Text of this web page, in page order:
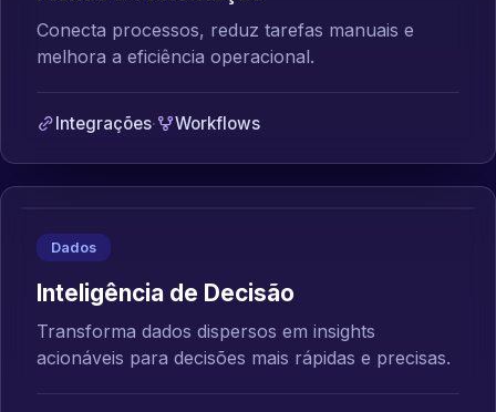
Conecta processos, reduz tarefas manuais e
melhora a eficiência operacional.
Integrações· Workflows
Dados
Inteligência de Decisão
Transforma dados dispersos em insights
acionáveis para decisões mais rápidas e precisas.